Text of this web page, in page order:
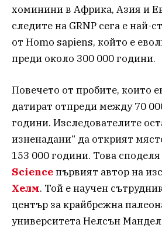
хоминини в Африка, Азия и
следите на GRNP сега е най-
от Homo sapiens, който е
преди около 300 000 години.
Повечето от пробите, които
датират отпреди между 70
години. Изследователите
изненадани“ да открият
153 000 години. Това
Scienceпървият автор на
Хелм. Той е научен
център за крайбрежна
университета Нелсън